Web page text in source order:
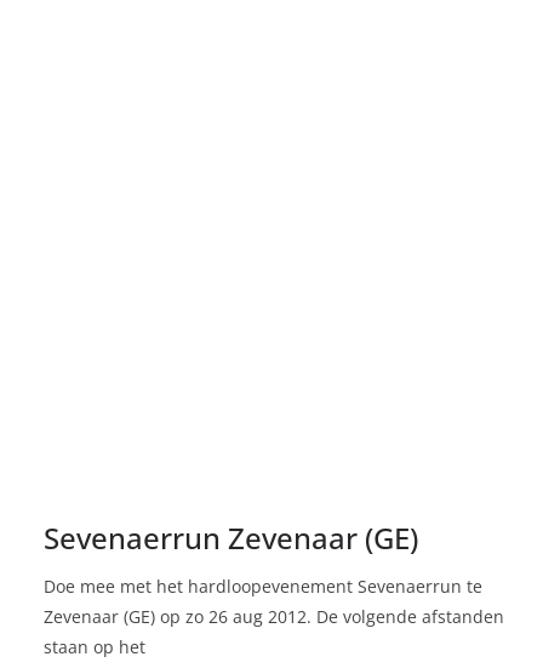
Sevenaerrun Zevenaar (GE)
Doe mee met het hardloopevenement Sevenaerrun te
Zevenaar (GE) op zo 26 aug 2012. De volgende afstanden
staan op het